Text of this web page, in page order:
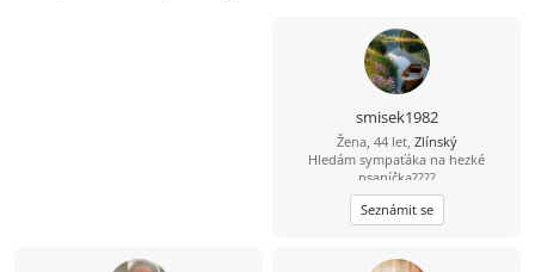
smisek1982
Žena, 44 let, Zlínský
Hledám sympaťáka na hezké
psaníčka????
Seznámit se